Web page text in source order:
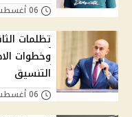
وخطوات
التنسيق